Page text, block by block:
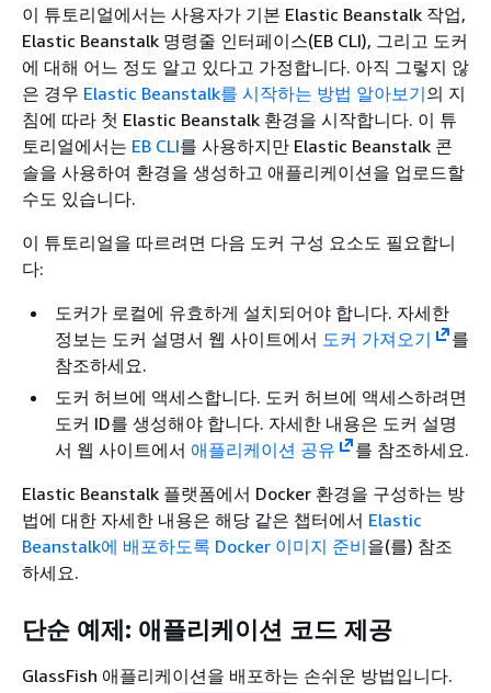
이 튜토리얼에서는 사용자가 기본 Elastic Beanstalk 작업,
Elastic Beanstalk 명령줄 인터페이스(EB CLI), 그리고 도커
에 대해 어느 정도 알고 있다고 가정합니다. 아직 그렇지 않
은 경우 Elastic Beanstalk를 시작하는 방법 알아보기의 지
침에 따라 첫 Elastic Beanstalk 환경을 시작합니다. 이 튜
토리얼에서는 EB CLI를 사용하지만 Elastic Beanstalk 콘
솔을 사용하여 환경을 생성하고 애플리케이션을 업로드할
수도 있습니다.
이 튜토리얼을 따르려면 다음 도커 구성 요소도 필요합니
다:
도커가 로컬에 유효하게 설치되어야 합니다. 자세한
정보는 도커 설명서 웹 사이트에서 도커 가져오기
를
참조하세요.
도커 허브에 액세스합니다. 도커 허브에 액세스하려면
도커 ID를 생성해야 합니다. 자세한 내용은 도커 설명
서 웹 사이트에서 애플리케이션 공유
를 참조하세요.
Elastic Beanstalk 플랫폼에서 Docker 환경을 구성하는 방
법에 대한 자세한 내용은 해당 같은 챕터에서 Elastic
Beanstalk에 배포하도록 Docker 이미지 준비을(를) 참조
하세요.
단순 예제: 애플리케이션 코드 제공
GlassFish 애플리케이션을 배포하는 손쉬운 방법입니다.